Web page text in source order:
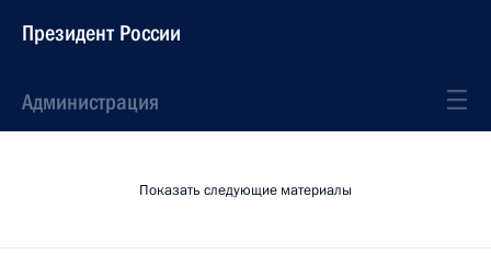
Президент России
Администрация
Показать следующие материалы